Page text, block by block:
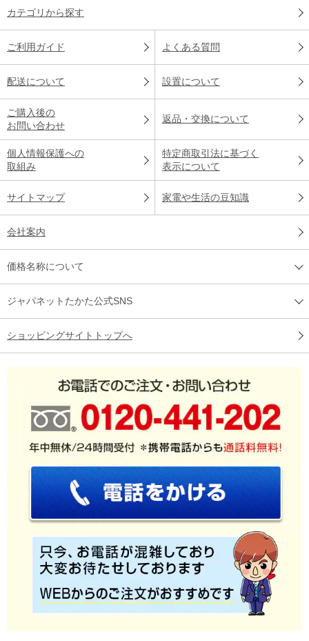
カテゴリから探す
ご利用ガイド よくある質問
配送について 設置について
ご購入後の
お問い合わせ
返品・交換について
個人情報保護への
取組み
特定商取引法に基づく
表示について
サイトマップ 家電や生活の豆知識
会社案内
価格名称について
ジャパネットたかた公式SNS
ショッピングサイトトップへ